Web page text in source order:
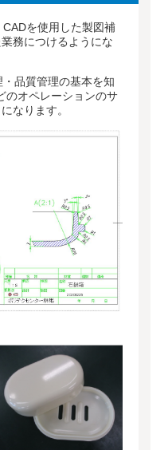
を使用した製図補
務につけるようにな
品質管理の基本を知
のオペレーションのサ
なります。